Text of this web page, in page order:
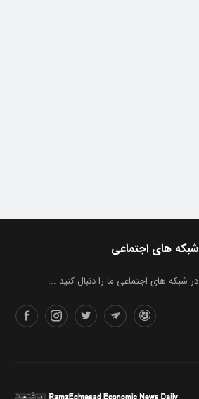
شبکه های اجتماعی
در شبکه های اجتماعی ما را دنبال کنید ...